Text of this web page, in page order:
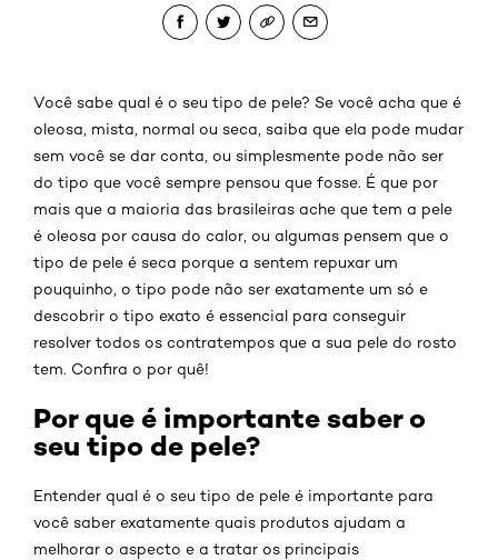
Você sabe qual é o seu tipo de pele? Se você acha que é
oleosa, mista, normal ou seca, saiba que ela pode mudar
sem você se dar conta, ou simplesmente pode não ser
do tipo que você sempre pensou que fosse. É que por
mais que a maioria das brasileiras ache que tem a pele
é oleosa por causa do calor, ou algumas pensem que o
tipo de pele é seca porque a sentem repuxar um
pouquinho, o tipo pode não ser exatamente um só e
descobrir o tipo exato é essencial para conseguir
resolver todos os contratempos que a sua pele do rosto
tem. Confira o por quê!
Por que é importante saber o
seu tipo de pele?
Entender qual é o seu tipo de pele é importante para
você saber exatamente quais produtos ajudam a
melhorar o aspecto e a tratar os principais